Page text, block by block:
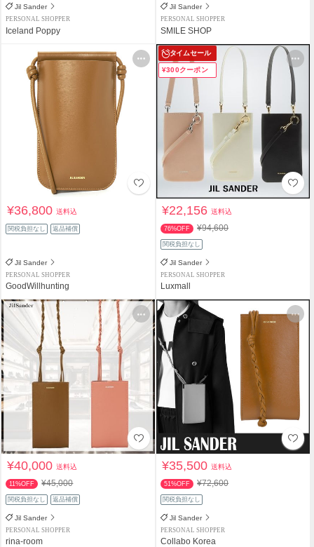
Jil Sander
PERSONAL SHOPPER
Iceland Poppy
Jil Sander
PERSONAL SHOPPER
SMILE SHOP
¥36,800送料込
関税負担なし 返品補償
Jil Sander
PERSONAL SHOPPER
GoodWillhunting
タイムセール
¥300クーポン
¥22,156送料込
76%OFF ¥94,600
関税負担なし
Jil Sander
PERSONAL SHOPPER
Luxmall
¥40,000送料込
11%OFF ¥45,000
関税負担なし 返品補償
Jil Sander
PERSONAL SHOPPER
rina-room
¥35,500送料込
51%OFF ¥72,600
関税負担なし
Jil Sander
PERSONAL SHOPPER
Collabo Korea